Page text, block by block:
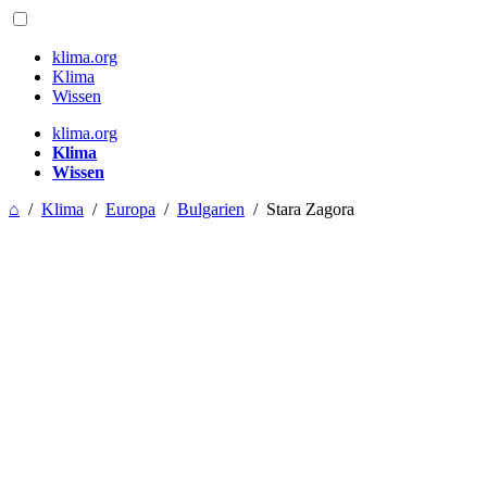
klima.org
Klima
Wissen
klima.org
Klima
Wissen
⌂ / Klima / Europa / Bulgarien / Stara Zagora